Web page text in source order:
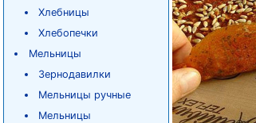
Хлебницы
Хлебопечки
Мельницы
Зернодавилки
Мельницы ручные
Мельницы